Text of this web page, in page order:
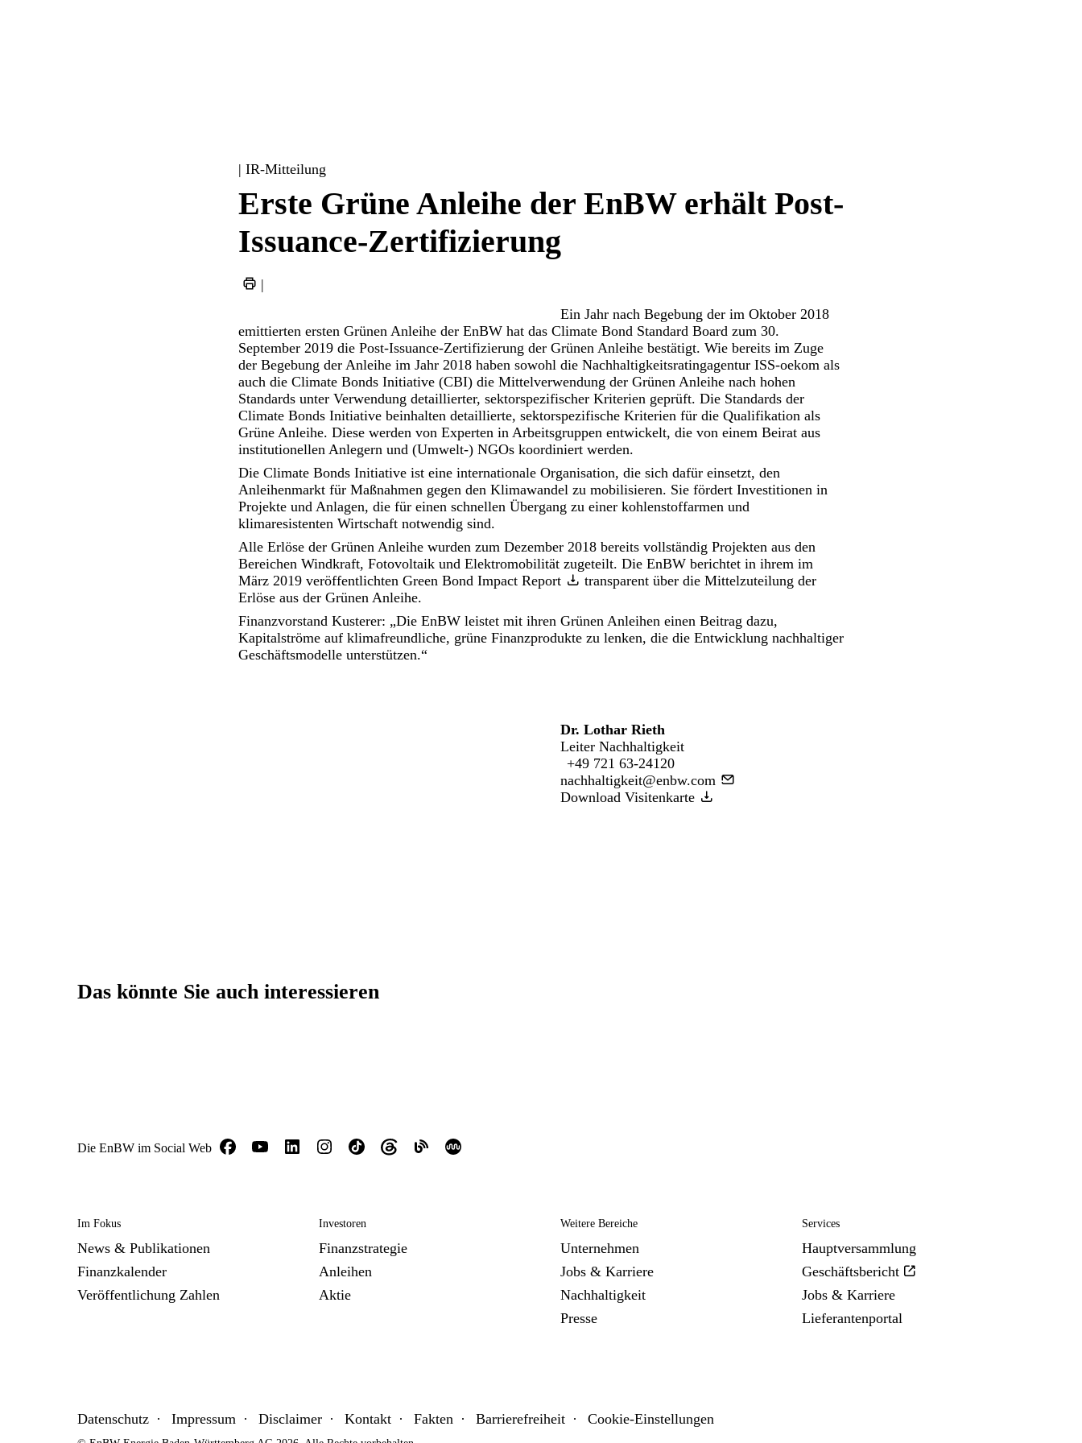
| IR-Mitteilung
Erste Grüne Anleihe der EnBW erhält Post-
Issuance-Zertifizierung
|
Ein Jahr nach Begebung der im Oktober 2018
emittierten ersten Grünen Anleihe der EnBW hat das Climate Bond Standard Board zum 30.
September 2019 die Post-Issuance-Zertifizierung der Grünen Anleihe bestätigt. Wie bereits im Zuge
der Begebung der Anleihe im Jahr 2018 haben sowohl die Nachhaltigkeitsratingagentur ISS-oekom als
auch die Climate Bonds Initiative (CBI) die Mittelverwendung der Grünen Anleihe nach hohen
Standards unter Verwendung detaillierter, sektorspezifischer Kriterien geprüft. Die Standards der
Climate Bonds Initiative beinhalten detaillierte, sektorspezifische Kriterien für die Qualifikation als
Grüne Anleihe. Diese werden von Experten in Arbeitsgruppen entwickelt, die von einem Beirat aus
institutionellen Anlegern und (Umwelt-) NGOs koordiniert werden.
Die Climate Bonds Initiative ist eine internationale Organisation, die sich dafür einsetzt, den
Anleihenmarkt für Maßnahmen gegen den Klimawandel zu mobilisieren. Sie fördert Investitionen in
Projekte und Anlagen, die für einen schnellen Übergang zu einer kohlenstoffarmen und
klimaresistenten Wirtschaft notwendig sind.
Alle Erlöse der Grünen Anleihe wurden zum Dezember 2018 bereits vollständig Projekten aus den
Bereichen Windkraft, Fotovoltaik und Elektromobilität zugeteilt. Die EnBW berichtet in ihrem im
März 2019 veröffentlichten Green Bond Impact Report
transparent über die Mittelzuteilung der
Erlöse aus der Grünen Anleihe.
Finanzvorstand Kusterer: „Die EnBW leistet mit ihren Grünen Anleihen einen Beitrag dazu,
Kapitalströme auf klimafreundliche, grüne Finanzprodukte zu lenken, die die Entwicklung nachhaltiger
Geschäftsmodelle unterstützen.“
Dr. Lothar Rieth
Leiter Nachhaltigkeit
+49 721 63-24120
nachhaltigkeit@enbw.com
Download Visitenkarte
Das könnte Sie auch interessieren
Die EnBW im Social Web
Im Fokus
News & Publikationen
Finanzkalender
Veröffentlichung Zahlen
Investoren
Finanzstrategie
Anleihen
Aktie
Weitere Bereiche
Unternehmen
Jobs & Karriere
Nachhaltigkeit
Presse
Services
Hauptversammlung
Geschäftsbericht
Jobs & Karriere
Lieferantenportal
Datenschutz Impressum Disclaimer Kontakt Fakten Barrierefreiheit Cookie-Einstellungen